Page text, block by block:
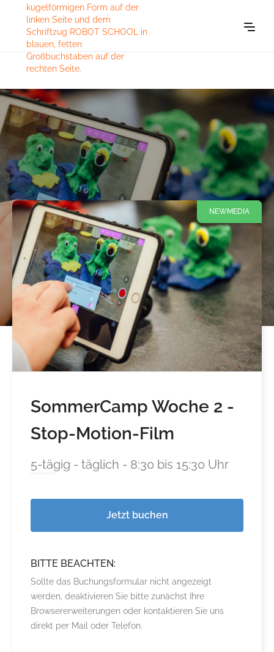
NEWMEDIA
SommerCamp Woche 2 -
Stop-Motion-Film
5-tägig - täglich - 8:30 bis 15:30 Uhr
Jetzt buchen
BITTE BEACHTEN:
Sollte das Buchungsformular nicht angezeigt
werden, deaktivieren Sie bitte zunächst Ihre
Browsererweiterungen oder kontaktieren Sie uns
direkt per Mail oder Telefon.